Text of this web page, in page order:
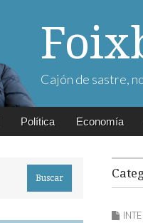
Cajón de sastre,
Política Economía